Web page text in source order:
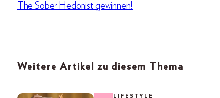
The Sober Hedonist gewinnen!
Weitere Artikel zu diesem Thema
LIFESTYLE